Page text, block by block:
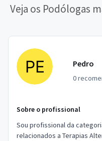
Veja os Podólogas
Pedro
0
Sobre o profissional
Sou profissional da
relacionados a Terapias